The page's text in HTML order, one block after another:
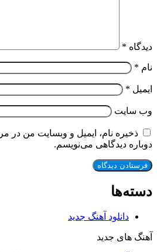
دیدگاه *
نام *
ایمیل *
وب‌ سایت
ذخیره نام، ایمیل و وبسایت من در
دوباره دیدگاهی می‌نویسم.
دسته‌ها
دانلود آهنگ جدید
آهنگ های جدید